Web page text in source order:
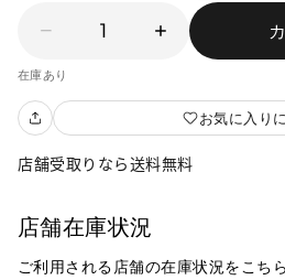
1
在庫あり
お気に入り
店舗受取りなら送料無料
店舗在庫状況
ご利用される店舗の在庫状況をこち